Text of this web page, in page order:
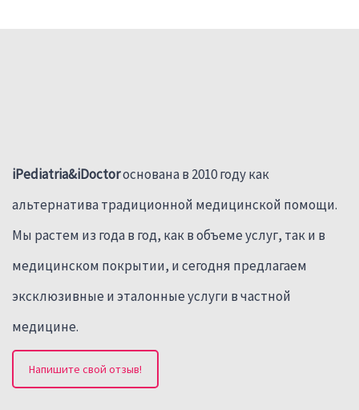
iPediatria&iDoctorоснована в 2010 году как
альтернатива традиционной медицинской помощи.
Мы растем из года в год, как в объеме услуг, так и в
медицинском покрытии, и сегодня предлагаем
эксклюзивные и эталонные услуги в частной
медицине.
Напишите свой отзыв!